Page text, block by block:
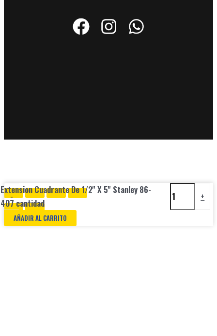
-
Extension Cuadrante De 1/2'' X 5'' Stanley 86-
407 cantidad
+
AÑADIR AL CARRITO